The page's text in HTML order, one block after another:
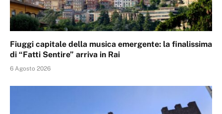
Fiuggi capitale della musica emergente: la finalissima
di “Fatti Sentire” arriva in Rai
6 Agosto 2026